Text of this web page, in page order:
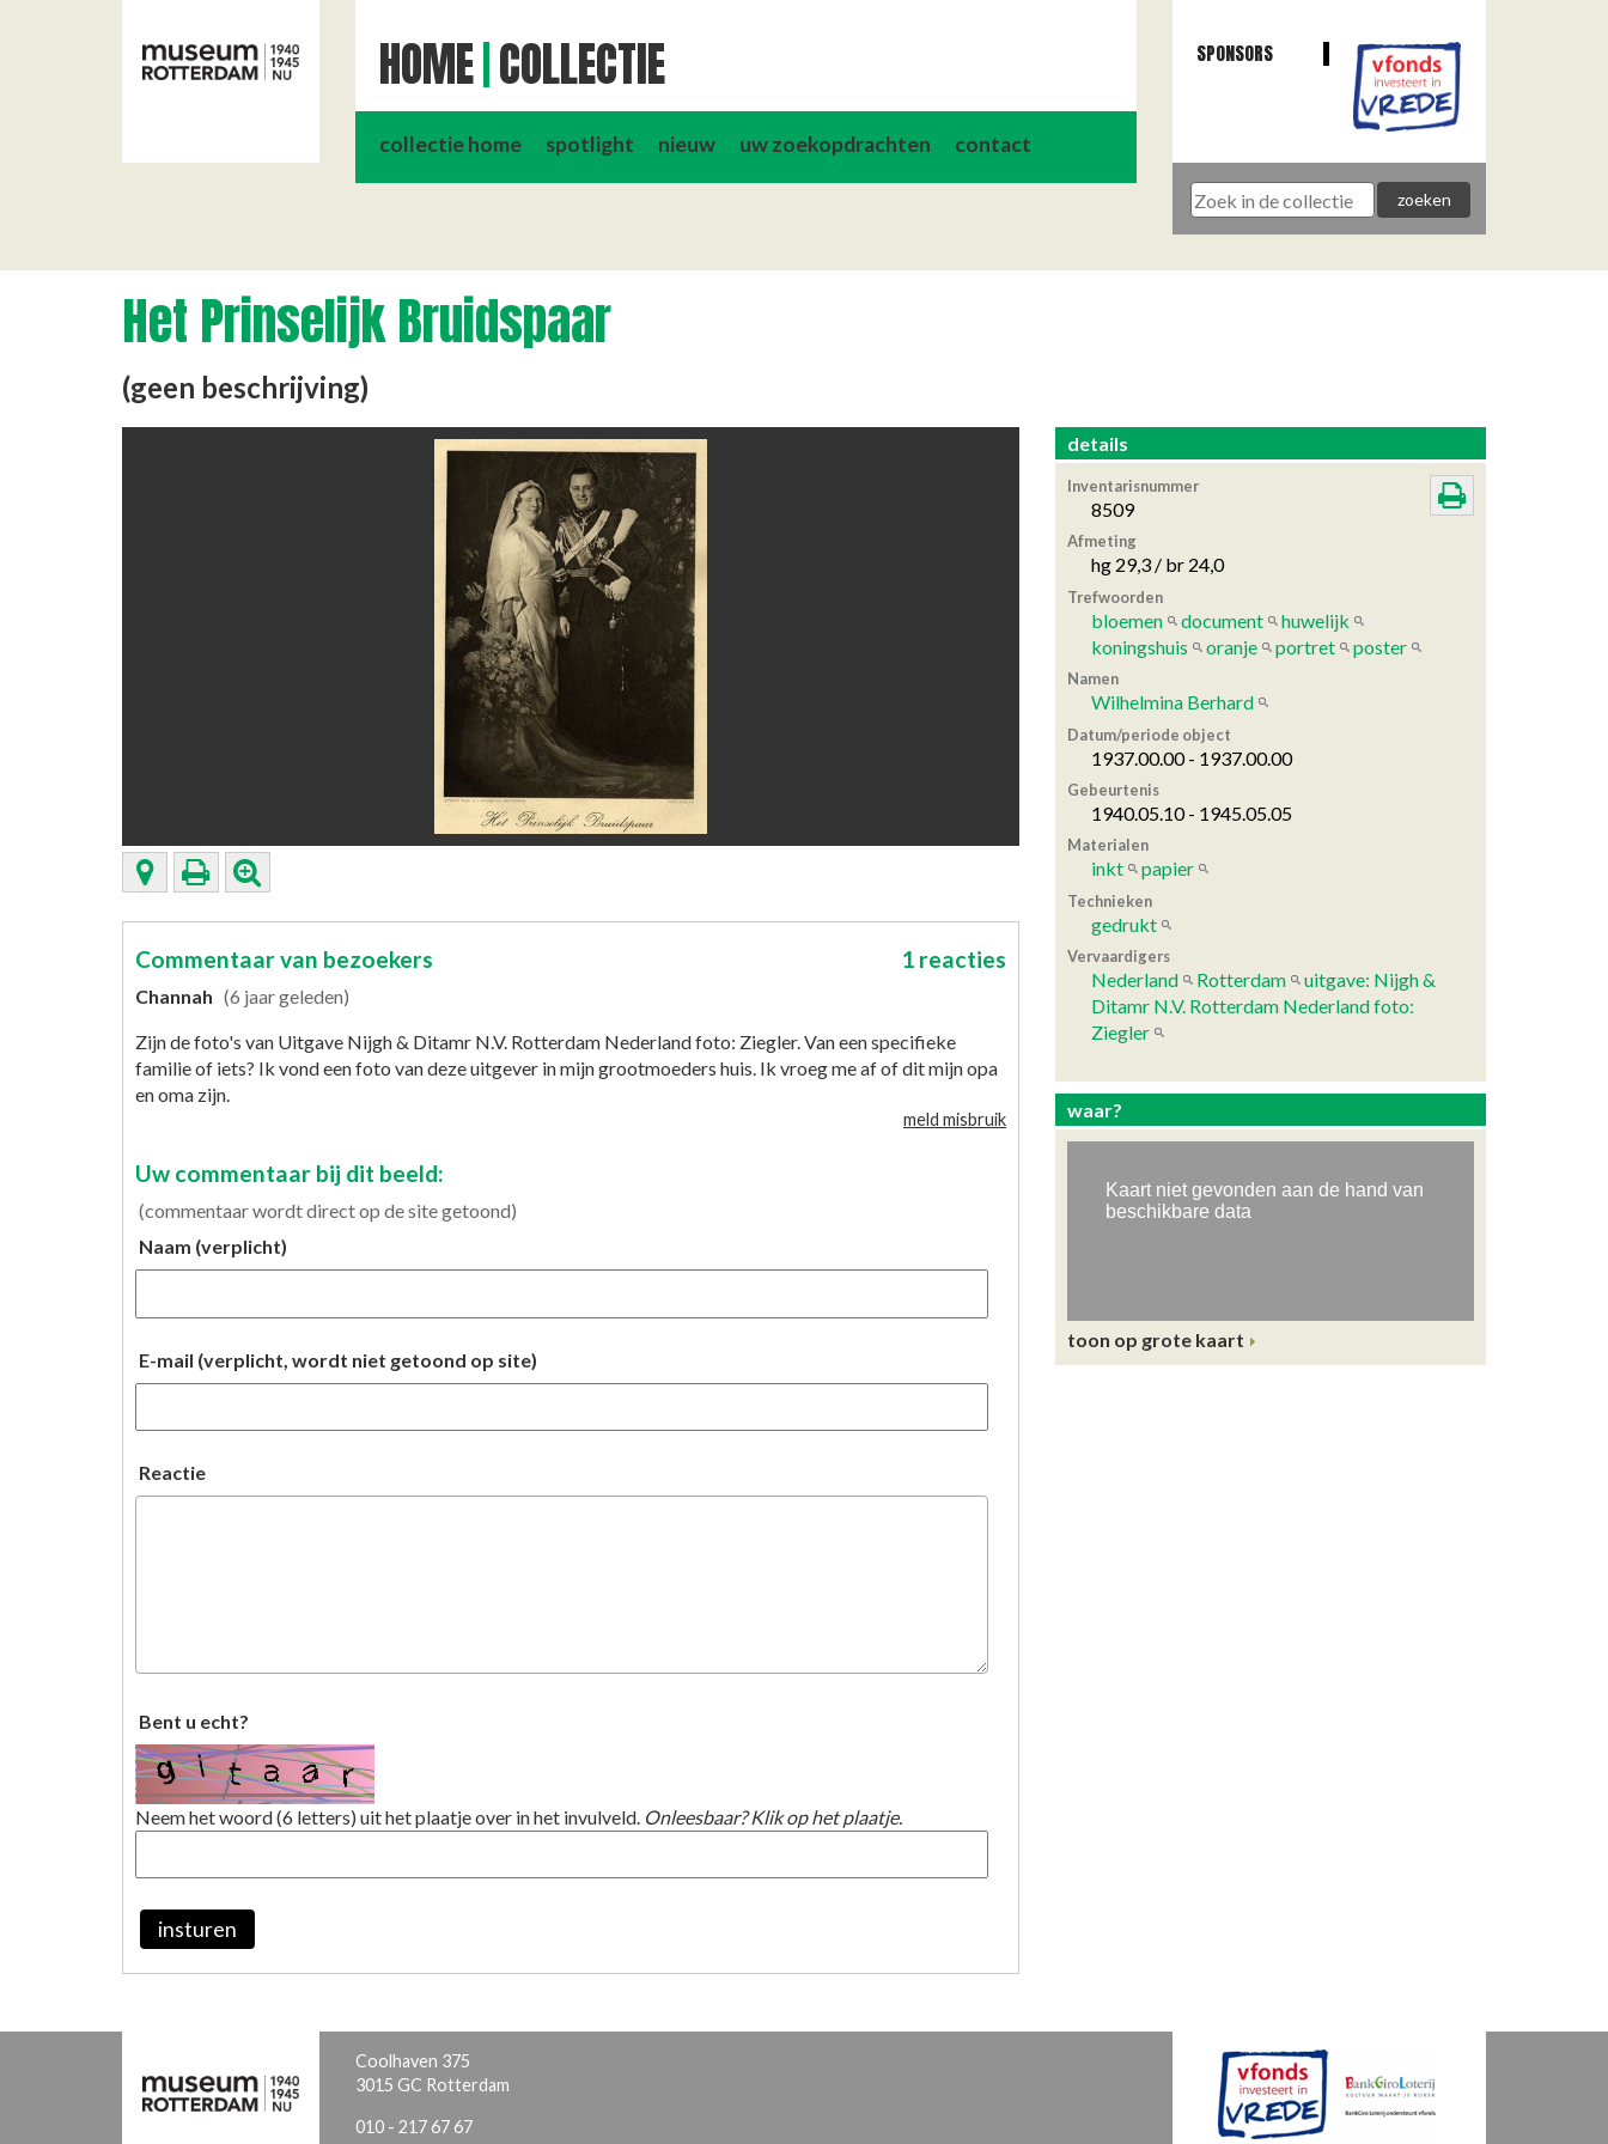
HOME COLLECTIE
collectie home spotlight nieuw uw zoekopdrachten contact
SPONSORS
Het Prinselijk Bruidspaar
(geen beschrijving)
1 reacties
Commentaar van bezoekers
Channah (6 jaar geleden)
Zijn de foto's van Uitgave Nijgh & Ditamr N.V. Rotterdam Nederland foto: Ziegler. Van een specifieke
familie of iets? Ik vond een foto van deze uitgever in mijn grootmoeders huis. Ik vroeg me af of dit mijn opa
en oma zijn.
meld misbruik
Uw commentaar bij dit beeld:
(commentaar wordt direct op de site getoond)
Naam (verplicht)
E-mail (verplicht, wordt niet getoond op site)
Reactie
Bent u echt?
Neem het woord (6 letters) uit het plaatje over in het invulveld. Onleesbaar? Klik op het plaatje.
insturen
details
Inventarisnummer
8509
Afmeting
hg 29,3 / br 24,0
Trefwoorden
bloemen document
huwelijk
koningshuis
oranje portret poster
Namen
Wilhelmina Berhard
Datum/periode object
1937.00.00 - 1937.00.00
Gebeurtenis
1940.05.10 - 1945.05.05
Materialen
inkt papier
Technieken
gedrukt
Vervaardigers
Nederland Rotterdam
uitgave: Nijgh &
Ditamr N.V. Rotterdam Nederland foto:
Ziegler
waar?
toon op grote kaart
Coolhaven 375
3015 GC Rotterdam
010 - 217 67 67